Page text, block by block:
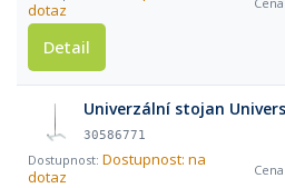
dotaz
Detail
Univerzální stojan
30586771
Dostupnost: na
dotaz